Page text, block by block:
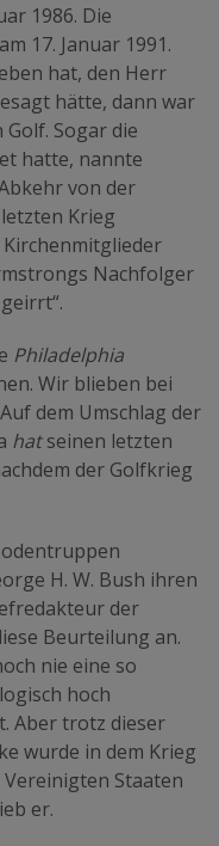
1986. Die
17. Januar 1991.
hat, den Herr
hätte, dann war
Sogar die
hatte, nannte
von der
Krieg
Kirchenmitglieder
Nachfolger
Philadelphia
Wir blieben bei
dem Umschlag der
hatseinen letzten
der Golfkrieg
H. W. Bush ihren
der
Beurteilung an.
nie eine so
hoch
Aber trotz dieser
wurde in dem Krieg
Vereinigten Staaten
er.